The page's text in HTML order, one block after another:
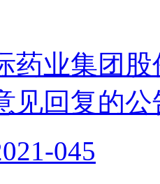
药业集团
见回复的公
045